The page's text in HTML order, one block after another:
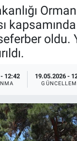
12:42 19.05.2026 -